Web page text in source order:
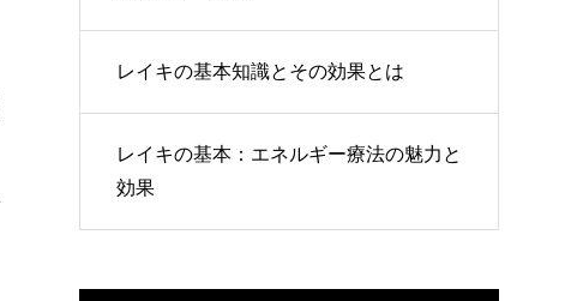
レイキの基本知識とその効果とは
レイキの基本：エネルギー療法の魅力と
効果